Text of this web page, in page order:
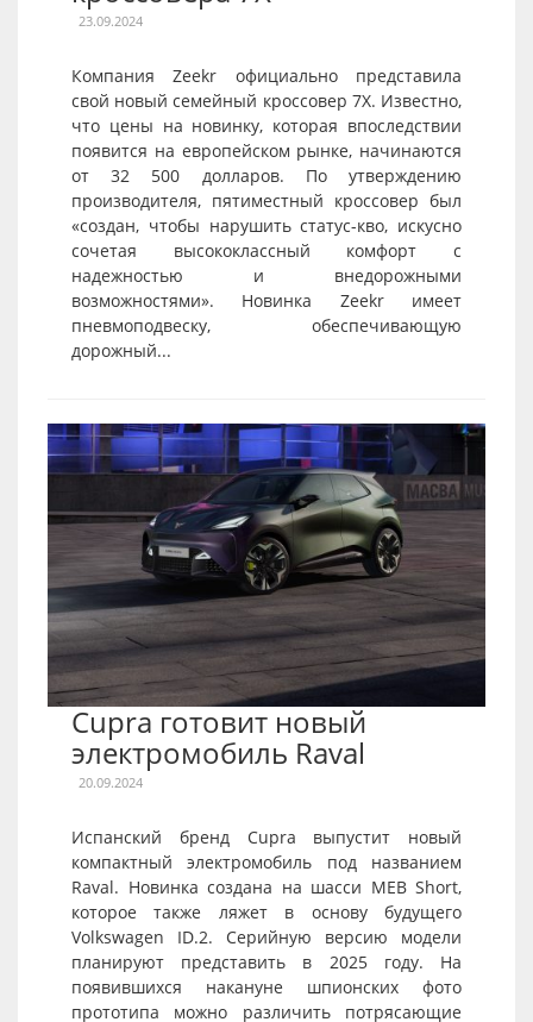
23.09.2024
Компания Zeekr официально представила
свой новый семейный кроссовер 7X. Известно,
что цены на новинку, которая впоследствии
появится на европейском рынке, начинаются
от 32 500 долларов. По утверждению
производителя, пятиместный кроссовер был
«создан, чтобы нарушить статус-кво, искусно
сочетая высококлассный комфорт с
надежностью и внедорожными
возможностями». Новинка Zeekr имеет
пневмоподвеску, обеспечивающую
дорожный...
Cupra готовит новый
электромобиль Raval
20.09.2024
Испанский бренд Cupra выпустит новый
компактный электромобиль под названием
Raval. Новинка создана на шасси MEB Short,
которое также ляжет в основу будущего
Volkswagen ID.2. Серийную версию модели
планируют представить в 2025 году. На
появившихся накануне шпионских фото
прототипа можно различить потрясающие